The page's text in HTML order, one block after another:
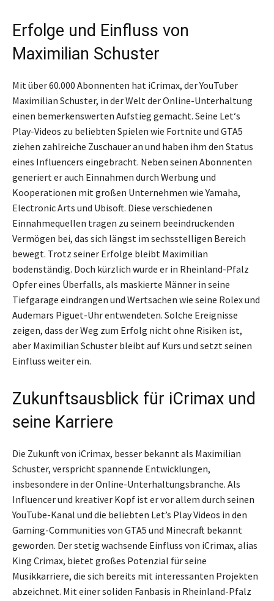
Erfolge und Einfluss von
Maximilian Schuster
Mit über 60.000 Abonnenten hat iCrimax, der YouTuber
Maximilian Schuster, in der Welt der Online-Unterhaltung
einen bemerkenswerten Aufstieg gemacht. Seine Let‘s
Play-Videos zu beliebten Spielen wie Fortnite und GTA5
ziehen zahlreiche Zuschauer an und haben ihm den Status
eines Influencers eingebracht. Neben seinen Abonnenten
generiert er auch Einnahmen durch Werbung und
Kooperationen mit großen Unternehmen wie Yamaha,
Electronic Arts und Ubisoft. Diese verschiedenen
Einnahmequellen tragen zu seinem beeindruckenden
Vermögen bei, das sich längst im sechsstelligen Bereich
bewegt. Trotz seiner Erfolge bleibt Maximilian
bodenständig. Doch kürzlich wurde er in Rheinland-Pfalz
Opfer eines Überfalls, als maskierte Männer in seine
Tiefgarage eindrangen und Wertsachen wie seine Rolex und
Audemars Piguet-Uhr entwendeten. Solche Ereignisse
zeigen, dass der Weg zum Erfolg nicht ohne Risiken ist,
aber Maximilian Schuster bleibt auf Kurs und setzt seinen
Einfluss weiter ein.
Zukunftsausblick für iCrimax und
seine Karriere
Die Zukunft von iCrimax, besser bekannt als Maximilian
Schuster, verspricht spannende Entwicklungen,
insbesondere in der Online-Unterhaltungsbranche. Als
Influencer und kreativer Kopf ist er vor allem durch seinen
YouTube-Kanal und die beliebten Let’s Play Videos in den
Gaming-Communities von GTA5 und Minecraft bekannt
geworden. Der stetig wachsende Einfluss von iCrimax, alias
King Crimax, bietet großes Potenzial für seine
Musikkarriere, die sich bereits mit interessanten Projekten
abzeichnet. Mit einer soliden Fanbasis in Rheinland-Pfalz